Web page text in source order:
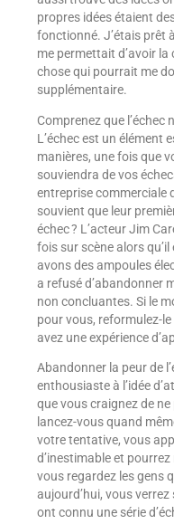
propres idées étaient
fonctionné. J’étais prêt
me permettait d’avoir
chose qui pourrait me
supplémentaire.
Comprenez que l’échec
L’échec est un élément
manières, une fois que
souviendra de vos
entreprise commerciale
souvient que leur
échec ? L’acteur Jim
fois sur scène alors
avons des ampoules
a refusé d’abandonner
non concluantes. Si le
pour vous, reformulez-
avez une expérience
Abandonner la peur de
enthousiaste à l’idée
que vous craignez de ne
lancez-vous quand
votre tentative, vous
d’inestimable et
vous regardez les gens
aujourd’hui, vous
ont connu une série